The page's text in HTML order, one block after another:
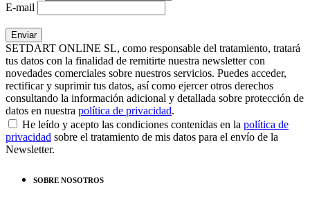
E-mail
SETDART ONLINE SL, como responsable del tratamiento, tratará
tus datos con la finalidad de remitirte nuestra newsletter con
novedades comerciales sobre nuestros servicios. Puedes acceder,
rectificar y suprimir tus datos, así como ejercer otros derechos
consultando la información adicional y detallada sobre protección de
datos en nuestra política de privacidad.
He leído y acepto las condiciones contenidas en la política de
privacidad sobre el tratamiento de mis datos para el envío de la
Newsletter.
SOBRE NOSOTROS